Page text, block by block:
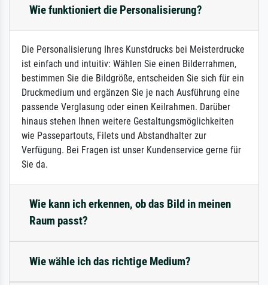
Wie funktioniert die Personalisierung?
Die Personalisierung Ihres Kunstdrucks bei Meisterdrucke
ist einfach und intuitiv: Wählen Sie einen Bilderrahmen,
bestimmen Sie die Bildgröße, entscheiden Sie sich für ein
Druckmedium und ergänzen Sie je nach Ausführung eine
passende Verglasung oder einen Keilrahmen. Darüber
hinaus stehen Ihnen weitere Gestaltungsmöglichkeiten
wie Passepartouts, Filets und Abstandhalter zur
Verfügung. Bei Fragen ist unser Kundenservice gerne für
Sie da.
Wie kann ich erkennen, ob das Bild in meinen
Raum passt?
Wie wähle ich das richtige Medium?